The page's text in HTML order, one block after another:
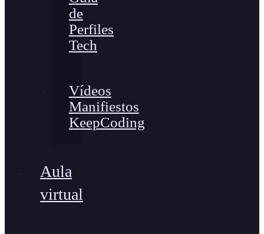
de
Perfiles
Tech
Vídeos
Manifiestos
KeepCoding
Aula
virtual